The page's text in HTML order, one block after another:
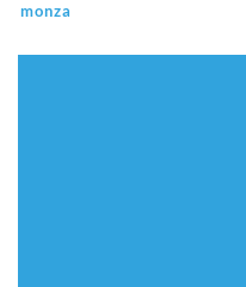
monza